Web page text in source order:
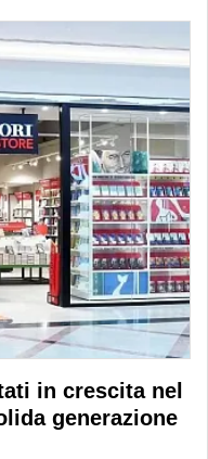
in crescita nel
generazione